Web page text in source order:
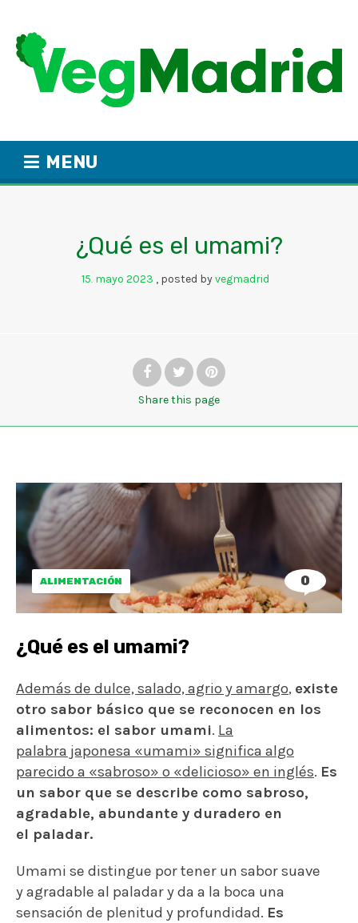
MENU
¿Qué es el umami?
15. mayo 2023 posted byvegmadrid
Sharethis page
ALIMENTACIÓN 0
¿Qué es el umami?
Además de dulce, salado, agrio y amargo, existe
otro sabor básico que se reconocen en los
alimentos: el sabor umami. La
palabra japonesa «umami» significa algo
parecido a «sabroso» o «delicioso» en inglés. Es
un sabor que se describe como sabroso,
agradable, abundante y duradero en
el paladar.
Umami se distingue por tener un sabor suave
y agradable al paladar y da a la boca una
sensación de plenitud y profundidad. Es